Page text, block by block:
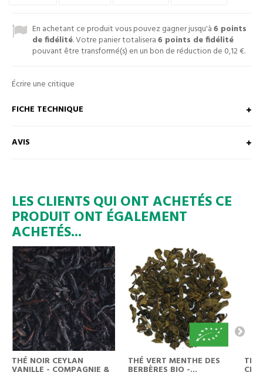
En achetant ce produit vous pouvez gagner jusqu'à6 points
de fidélité. Votre panier totalisera6 points de fidélité
pouvant être transformé(s) en un bon de réduction de 0,12 €.
Écrire une critique
FICHE TECHNIQUE
AVIS
LES CLIENTS QUI ONT ACHETÉS CE
PRODUIT ONT ÉGALEMENT
ACHETÉS...
THÉ NOIR CEYLAN THÉ VERT MENTHE DES